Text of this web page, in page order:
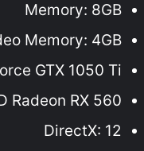
Memory: 8GB
Memory: 4GB
GTX 1050 Ti
Radeon RX 560
DirectX: 12